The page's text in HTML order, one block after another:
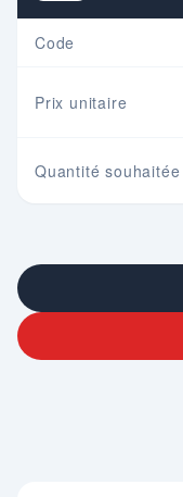
Code
Prix unitaire
Quantité souhaitée